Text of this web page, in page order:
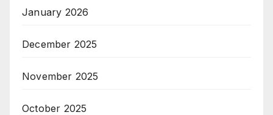
January 2026
December 2025
November 2025
October 2025